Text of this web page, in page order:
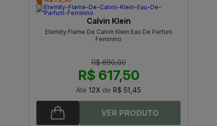
Calvin Klein
Eternity Flame De Calvin Klein Eau De Parfum
Feminino
R$ 690,00
R$ 617,50
Até 12X de R$ 51,45